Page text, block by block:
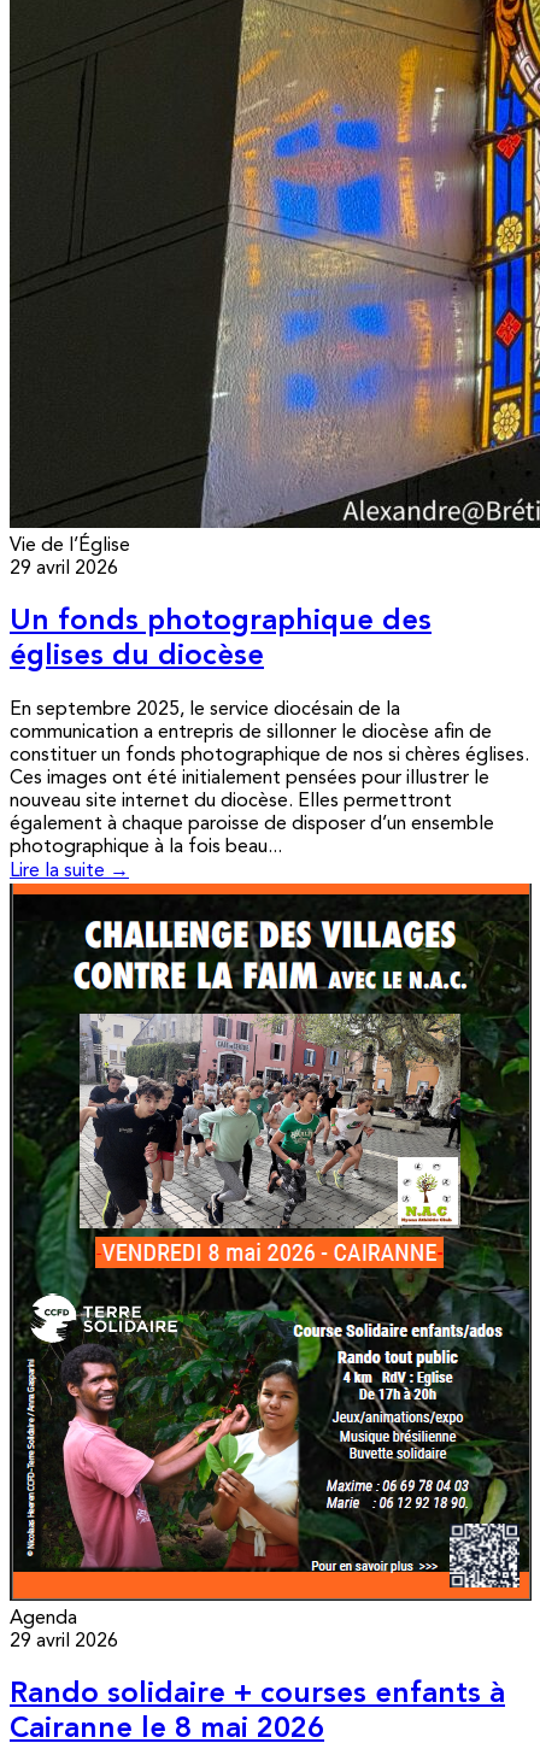
Vie de l’Église
29 avril 2026
Un fonds photographique des
églises du diocèse
En septembre 2025, le service diocésain de la
communication a entrepris de sillonner le diocèse afin de
constituer un fonds photographique de nos si chères églises.
Ces images ont été initialement pensées pour illustrer le
nouveau site internet du diocèse. Elles permettront
également à chaque paroisse de disposer d’un ensemble
photographique à la fois beau...
Lire la suite →
Agenda
29 avril 2026
Rando solidaire + courses enfants à
Cairanne le 8 mai 2026